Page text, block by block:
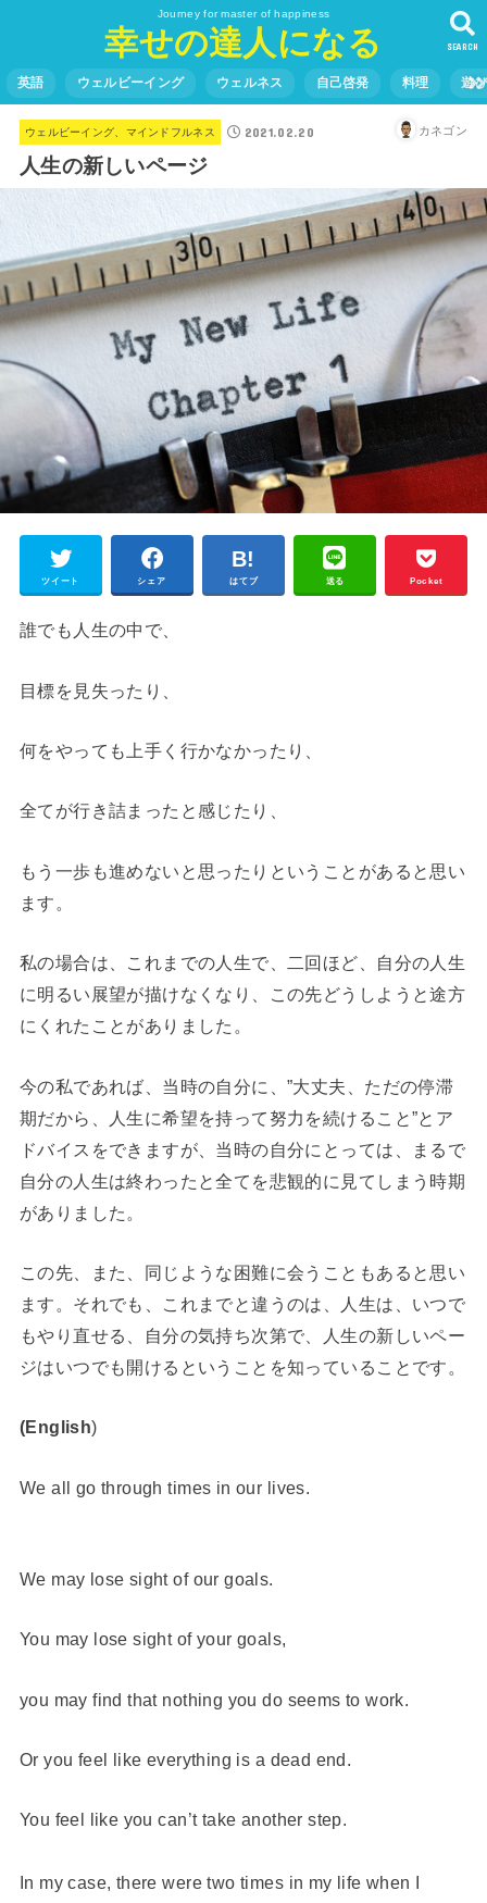
Journey for master of happiness
幸せの達人になる SEARCH
英語 ウェルビーイング ウェルネス 自己啓発 料理 遊
ウェルビーイング、マインドフルネス 2021.02.20 カネゴン
人生の新しいページ
ツイート シェア はてブ 送る Pocket
誰でも人生の中で、
目標を見失ったり、
何をやっても上手く行かなかったり、
全てが行き詰まったと感じたり、
もう一歩も進めないと思ったりということがあると思い
ます。
私の場合は、これまでの人生で、二回ほど、自分の人生
に明るい展望が描けなくなり、この先どうしようと途方
にくれたことがありました。
今の私であれば、当時の自分に、”大丈夫、ただの停滞
期だから、人生に希望を持って努力を続けること”とア
ドバイスをできますが、当時の自分にとっては、まるで
自分の人生は終わったと全てを悲観的に見てしまう時期
がありました。
この先、また、同じような困難に会うこともあると思い
ます。それでも、これまでと違うのは、人生は、いつで
もやり直せる、自分の気持ち次第で、人生の新しいペー
ジはいつでも開けるということを知っていることです。
(English)
We all go through times in our lives.
We may lose sight of our goals.
You may lose sight of your goals,
you may find that nothing you do seems to work.
Or you feel like everything is a dead end.
You feel like you can’t take another step.
In my case, there were two times in my life when I